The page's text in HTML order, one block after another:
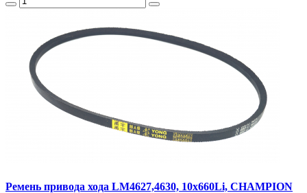
Ремень привода хода LM4627,4630, 10x660Li, CHAMPION